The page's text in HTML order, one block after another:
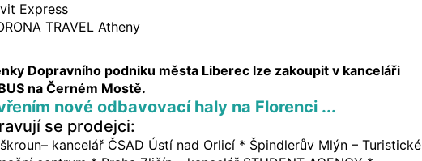
Express
TRAVEL Atheny
Dopravního podniku města Liberec lze zakoupit v kanceláři
na Černém Mostě.
nové odbavovací haly na Florenci ...
se prodejci:
kancelář ČSAD Ústí nad Orlicí * Špindlerův Mlýn – Turistické